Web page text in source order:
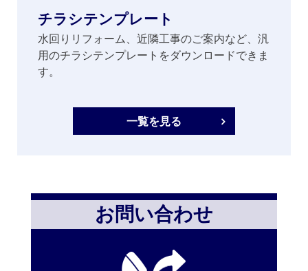
チラシテンプレート
水回りリフォーム、近隣工事のご案内など、汎
用のチラシテンプレートをダウンロードできま
す。
一覧を見る
お問い合わせ